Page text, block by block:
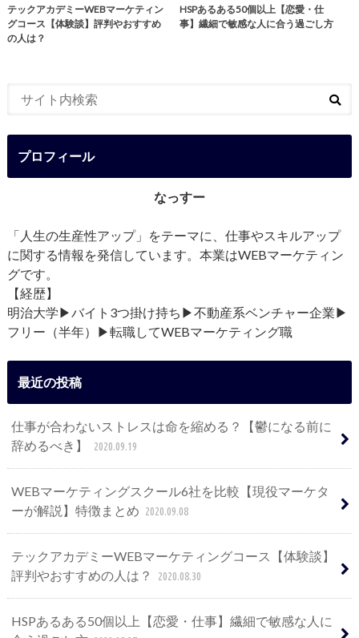
テックアカデミーWEBマーケティン
グコース【体験談】評判やおすすめ
の人は？
HSPあるある50個以上【恋愛・仕
事】繊細で敏感な人に合う過ごし方
プロフィール
なっすー
「人生の生産性アップ」をテーマに、仕事やスキルアップ
に関する情報を発信しています。本業はWEBマーケティン
グです。
【経歴】
明治大学▶︎バイト3つ掛け持ち▶︎不動産系ベンチャー企業▶︎
フリー（半年）▶︎転職してWEBマーケティング職
最近の投稿
仕事が合わないストレスは命を縮める？【鬱になる前に
辞めるべき】
2020.09.19
WEBマーケティングスクール6社を比較【現役マーケタ
ーが解説】特徴まとめ 2020.09.08
テックアカデミーWEBマーケティングコース【体験談】
評判やおすすめの人は？
2020.08.30
HSPあるある50個以上【恋愛・仕事】繊細で敏感な人に